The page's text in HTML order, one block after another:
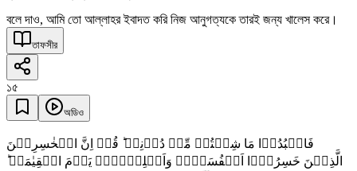
বলে দাও, আমি তো আল্লাহর ইবাদত করি নিজ আনুগত্যকে তারই জন্য খালেস করে।
তাফসীর
১৫
অডিও
فَاعۡبُدُوۡا مَا شِئۡتُمۡ مِّنۡ دُوۡنِہٖ ؕ قُلۡ اِنَّ الۡخٰسِرِیۡنَ
الَّذِیۡنَ خَسِرُوۡۤا اَنۡفُسَہُمۡ وَاَہۡلِیۡہِمۡ یَوۡمَ الۡقِیٰمَۃِ ؕ